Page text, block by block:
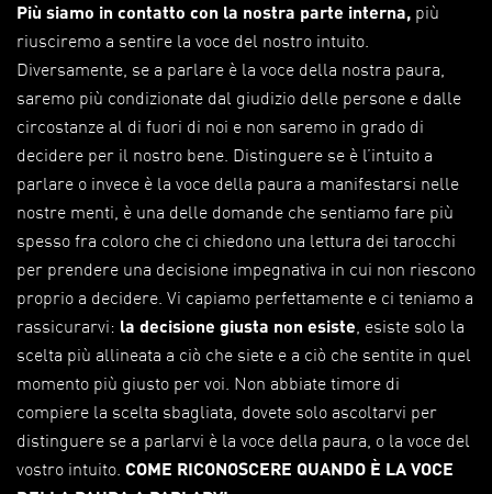
Più siamo in contatto con la nostra parte interna, più
riusciremo a sentire la voce del nostro intuito.
Diversamente, se a parlare è la voce della nostra paura,
saremo più condizionate dal giudizio delle persone e dalle
circostanze al di fuori di noi e non saremo in grado di
decidere per il nostro bene. Distinguere se è l’intuito a
parlare o invece è la voce della paura a manifestarsi nelle
nostre menti, è una delle domande che sentiamo fare più
spesso fra coloro che ci chiedono una lettura dei tarocchi
per prendere una decisione impegnativa in cui non riescono
proprio a decidere. Vi capiamo perfettamente e ci teniamo a
rassicurarvi: la decisione giusta non esiste, esiste solo la
scelta più allineata a ciò che siete e a ciò che sentite in quel
momento più giusto per voi. Non abbiate timore di
compiere la scelta sbagliata, dovete solo ascoltarvi per
distinguere se a parlarvi è la voce della paura, o la voce del
vostro intuito. COME RICONOSCERE QUANDO È LA VOCE